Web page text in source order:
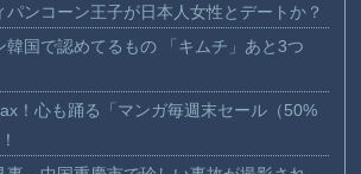
パンコーン王子が日本人女性とデートか？
韓国で認めてるもの 「キムチ」あと3つ
！心も踊る「マンガ毎週末セール（50%